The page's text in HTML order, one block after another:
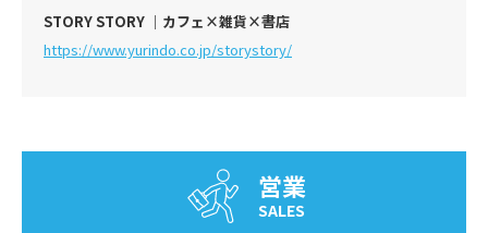
STORY STORY ｜カフェ×雑貨×書店
https://www.yurindo.co.jp/storystory/
営業
SALES